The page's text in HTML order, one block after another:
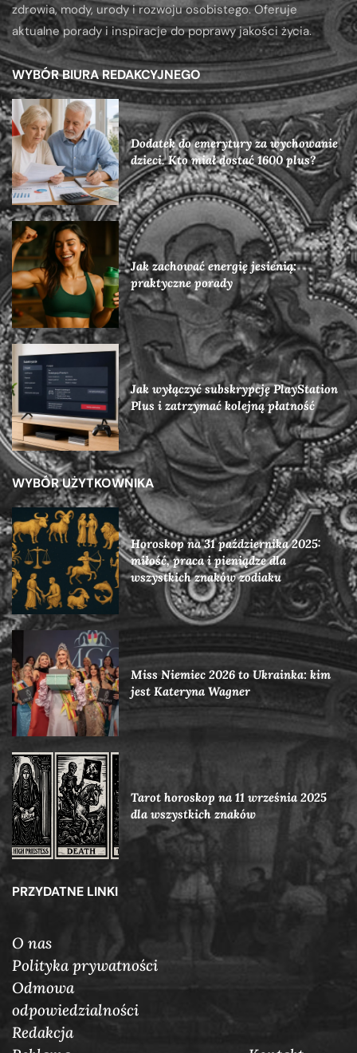
zdrowia, mody, urody i rozwoju osobistego. Oferuje
aktualne porady i inspiracje do poprawy jakości życia.
WYBÓR BIURA REDAKCYJNEGO
Dodatek do emerytury za wychowanie
dzieci. Kto miał dostać 1600 plus?
Jak zachować energię jesienią:
praktyczne porady
Jak wyłączyć subskrypcję PlayStation
Plus i zatrzymać kolejną płatność
WYBÓR UŻYTKOWNIKA
Horoskop na 31 października 2025:
miłość, praca i pieniądze dla
wszystkich znaków zodiaku
Miss Niemiec 2026 to Ukrainka: kim
jest Kateryna Wagner
Tarot horoskop na 11 września 2025
dla wszystkich znaków
PRZYDATNE LINKI
O nas
Polityka prywatności
Odmowa
odpowiedzialności
Redakcja